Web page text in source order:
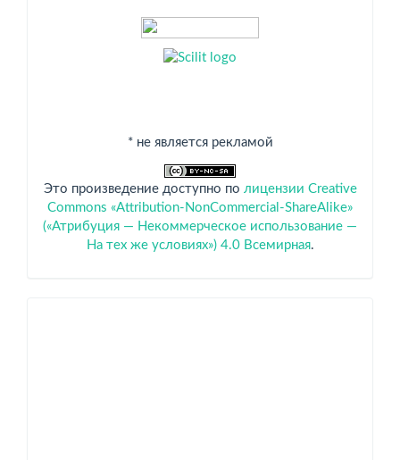
* не является рекламой
Это произведение доступно по лицензии Creative
Commons «Attribution-NonCommercial-ShareAlike»
(«Атрибуция — Некоммерческое использование —
На тех же условиях») 4.0 Всемирная.